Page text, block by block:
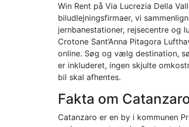
Win Rent på Via Lucrezia Della
biludlejningsfirmaer, vi
jernbanestationer, rejsecentre og
Crotone Sant’Anna Pitagora
online. Søg og vælg destination,
er inkluderet, ingen skjulte
bil skal afhentes.
Fakta om
Catanzaro er en by i kommunen